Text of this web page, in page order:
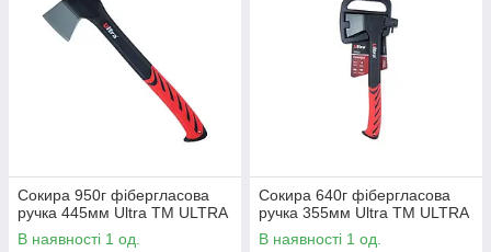
Сокира 950г фібергласова
ручка 445мм Ultra ТМ ULTRA
В наявності 1 од.
Сокира 640г фібергласова
ручка 355мм Ultra ТМ ULTRA
В наявності 1 од.